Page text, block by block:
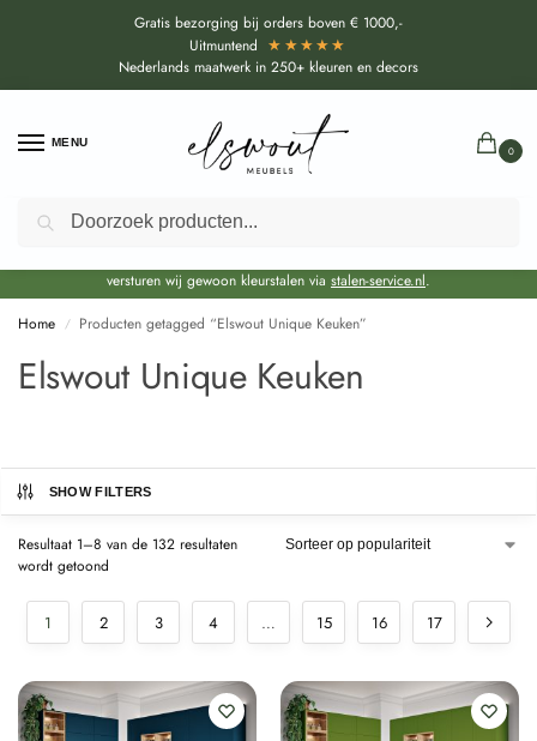
Gratis bezorging bij orders boven € 1000,-
Uitmuntend ★★★★★
Nederlands maatwerk in 250+ kleuren en decors
MENU
0
Door de bouwvakperiode geldt voor alle collecties momenteel een EXTRA
levertijd van circa 3-4 weken bovenop de reguliere levertijd.
versturen wij gewoon kleurstalen via stalen-service.nl.
Home / Producten getagged “Elswout Unique Keuken”
Elswout Unique Keuken
SHOW FILTERS
Resultaat 1–8 van de 132 resultaten
wordt getoond
1 2 3 4 … 15 16 17